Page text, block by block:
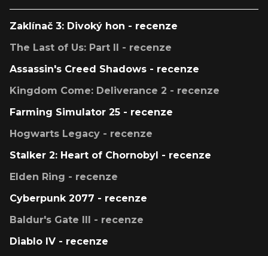
Zaklínač 3: Divoký hon - recenze
The Last of Us: Part II - recenze
Assassin's Creed Shadows - recenze
Kingdom Come: Deliverance 2 - recenze
Farming Simulator 25 - recenze
Hogwarts Legacy - recenze
Stalker 2: Heart of Chornobyl - recenze
Elden Ring - recenze
Cyberpunk 2077 - recenze
Baldur's Gate III - recenze
Diablo IV - recenze